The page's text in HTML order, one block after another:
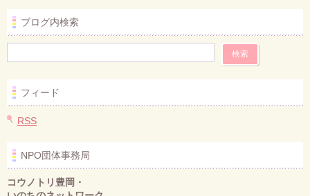
ブログ内検索
フィード
RSS
NPO団体事務局
コウノトリ豊岡・